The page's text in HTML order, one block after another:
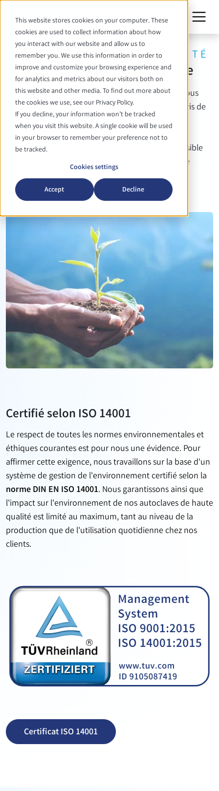
This website stores cookies on your computer. These
cookies are used to collect information about how
you interact with our website and allow us to
remember you. We use this information in order to
improve and customize your browsing experience and
for analytics and metrics about our visitors both on
this website and other media. To find out more about
the cookies we use, see our Privacy Policy.
If you decline, your information won’t be tracked
when you visit this website. A single cookie will be used
in your browser to remember your preference not to
be tracked.
Cookies settings
Accept Decline
VALEURS ET RESPONSABILITÉ
Politique environnementale
En tant qu'entreprise active au niveau mondial, nous
sommes conscients de notre responsabilité vis-à-vis de
l'environnement.
Notre objectif est donc de réduire autant que possible
l'impact de nos activités sur l'environnement et de
participer à la résolution des problèmes
environnementaux avec nos propres moyens.
Certifié selon ISO 14001
Le respect de toutes les normes environnementales et
éthiques courantes est pour nous une évidence. Pour
affirmer cette exigence, nous travaillons sur la base d'un
système de gestion de l'environnement certifié selon la
norme DIN EN ISO 14001. Nous garantissons ainsi que
l'impact sur l'environnement de nos autoclaves de haute
qualité est limité au maximum, tant au niveau de la
production que de l'utilisation quotidienne chez nos
clients.
Certificat ISO 14001